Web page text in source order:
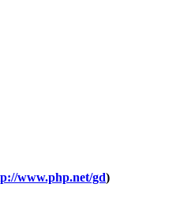
www.php.net/gd)